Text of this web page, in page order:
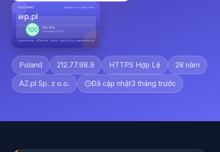
Poland 212.77.98.9 HTTPS Hợp Lệ 28 năm
AZ.pl Sp. z o.o. Đã cập nhật3 tháng trước